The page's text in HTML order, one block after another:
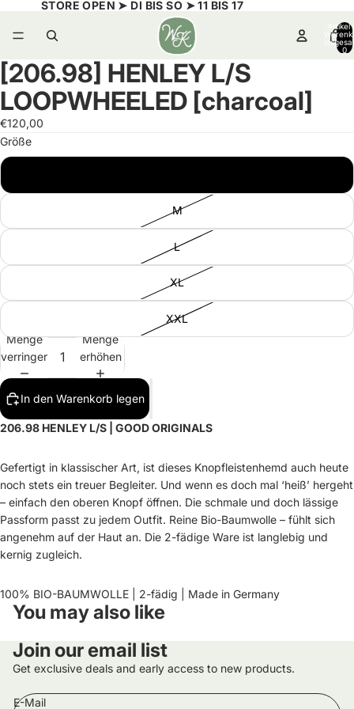
STORE OPEN ➤ DI BIS SO ➤ 11 BIS 17
Artikel
0
Bild
im
Vollbildmodus
öffnen
Bild
im
Vollbildmodus
öffnen
Bild
im
Vollbildmodus
öffnen
[206.98] HENLEY L/S
LOOPWHEELED [charcoal]
€120,00
Größe
M
L
XL
XXL
Menge
verringern
Menge
erhöhen
In den Warenkorb legen
206.98 HENLEY L/S | GOOD ORIGINALS
Gefertigt in klassischer Art, ist dieses Knopfleistenhemd auch heute
noch stets ein treuer Begleiter. Und wenn es doch mal ‘heiß’ hergeht
– einfach den oberen Knopf öffnen. Die schmale und doch lässige
Passform passt zu jedem Outfit. Reine Bio-Baumwolle – fühlt sich
angenehm auf der Haut an. Die 2-fädige Ware ist langlebig und
kernig zugleich.
100% BIO-BAUMWOLLE | 2-fädig | Made in Germany
You may also like
Join our email list
Get exclusive deals and early access to new products.
E-Mail
Widerrufsrecht
AGB
Impressum